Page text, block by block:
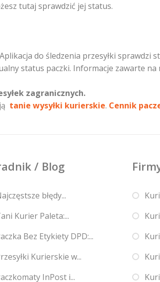
tutaj sprawdzić jej status.
do śledzenia przesyłki sprawdzi
status paczki. Informacje zawarte na
zagranicznych.
tanie wysyłki kurierskie. Cennik
/ Blog
błędy...
Kurier Paleta:...
Bez Etykiety DPD:...
Kurierskie w...
InPost i...